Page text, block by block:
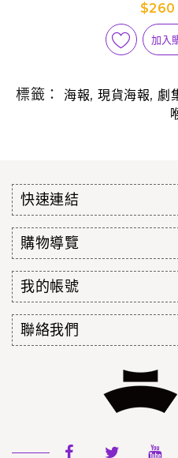
$260
加入
標籤： 海報, 現貨海報, 劇
快速連結
購物導覽
我的帳號
聯絡我們